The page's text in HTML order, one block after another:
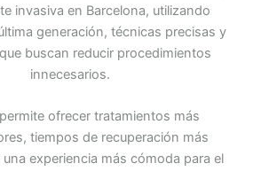
invasiva en Barcelona, utilizando
generación, técnicas precisas y
buscan reducir procedimientos
innecesarios.
ofrecer tratamientos más
tiempos de recuperación más
experiencia más cómoda para el